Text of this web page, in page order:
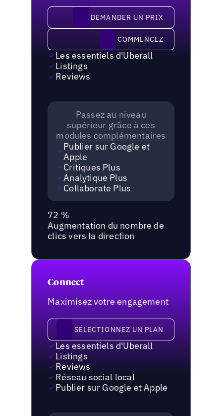
demander un prixDEMANDER UN PRIX
Commencez COMMENCEZ
Les essentiels d'Uberall
Listings
Reviews
Passez au niveau
supérieur grâce à ces
modules complémentaires
Publier sur Google et
Apple
Critiques Plus
Analytique Plus
Collaborate Plus
72 %
Augmentation du nombre de
clics vers la direction
Connect
Maximisez votre engagement
Sélectionnez un plan
SÉLECTIONNEZ UN PLAN
Les essentiels d'Uberall
Listings
Reviews
Réseau social local
Publier sur Google et Apple